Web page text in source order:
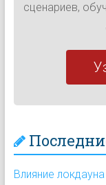
сценариев,
Влияние